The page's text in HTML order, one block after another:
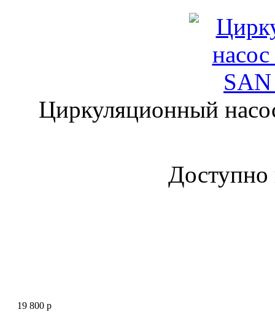
Циркуляционный
19 800 p